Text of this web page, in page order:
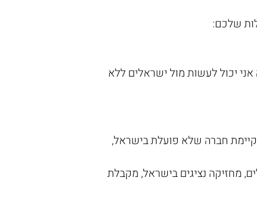
שלכם:
אני יכול לעשות מול ישראלים ללא
קיימת חברה שלא פועלת בישראל,
מחזיקה נציגים בישראל, מקבלת